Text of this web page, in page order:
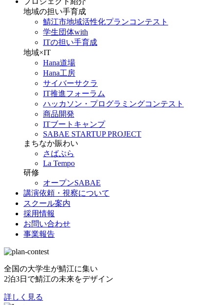
地域の担い手育成
鯖江市地域活性化プランコンテスト
学生団体with
ITの担い手育成
地域×IT
Hana道場
Hana工房
サイバーサクラ
IT推進フォーラム
ハッカソン・プログラミングコンテスト
商品開発
ITブートキャンプ
SABAE STARTUP PROJECT
まちなか賑わい
さばぷら
La Tempo
研修
オープンSABAE
講演依頼・視察について
スクール案内
採用情報
お問い合わせ
事業報告
全国の大学生が鯖江に集い
2泊3日で鯖江の未来をデザイン
詳しく見る